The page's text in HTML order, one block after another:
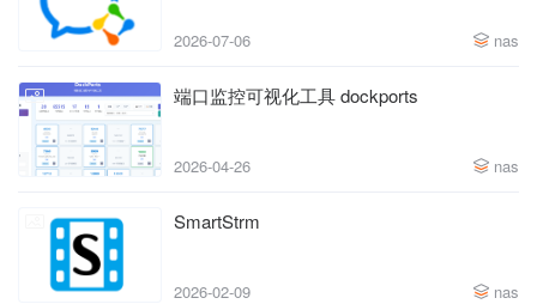
2026-07-06 nas
端口监控可视化工具 dockports
2026-04-26 nas
SmartStrm
2026-02-09 nas